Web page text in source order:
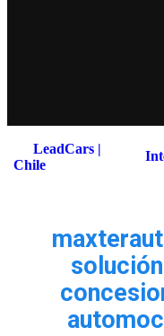
LeadCars |
Chile